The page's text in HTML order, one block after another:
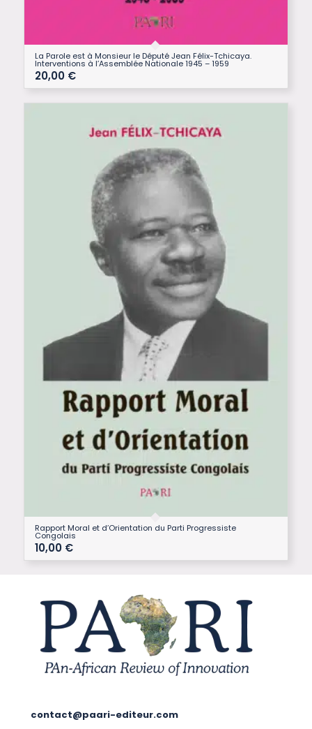
La Parole est à Monsieur le Député Jean Félix-Tchicaya.
Interventions à l’Assemblée Nationale 1945 – 1959
20,00 €
Rapport Moral et d’Orientation du Parti Progressiste
Congolais
10,00 €
contact@paari-editeur.com